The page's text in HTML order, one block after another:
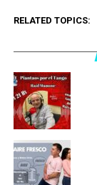
RELATED TOPICS: